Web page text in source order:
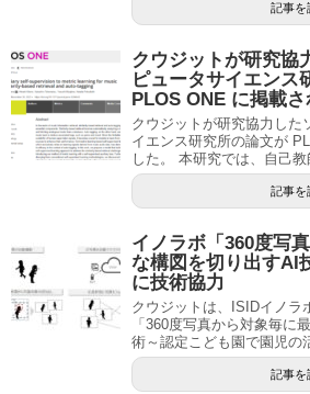
記事を
クウジットが研究協
ピュータサイエンス
PLOS ONE に掲載
クウジットが研究協力した
イエンス研究所の論文が
した。 本研究では、自己
記事を
イノラボ「360度写
な構図を切り出すAI
に技術協力
クウジットは、ISIDイノラ
「360度写真から対象毎に
術～認定こども園で園児の
記事を